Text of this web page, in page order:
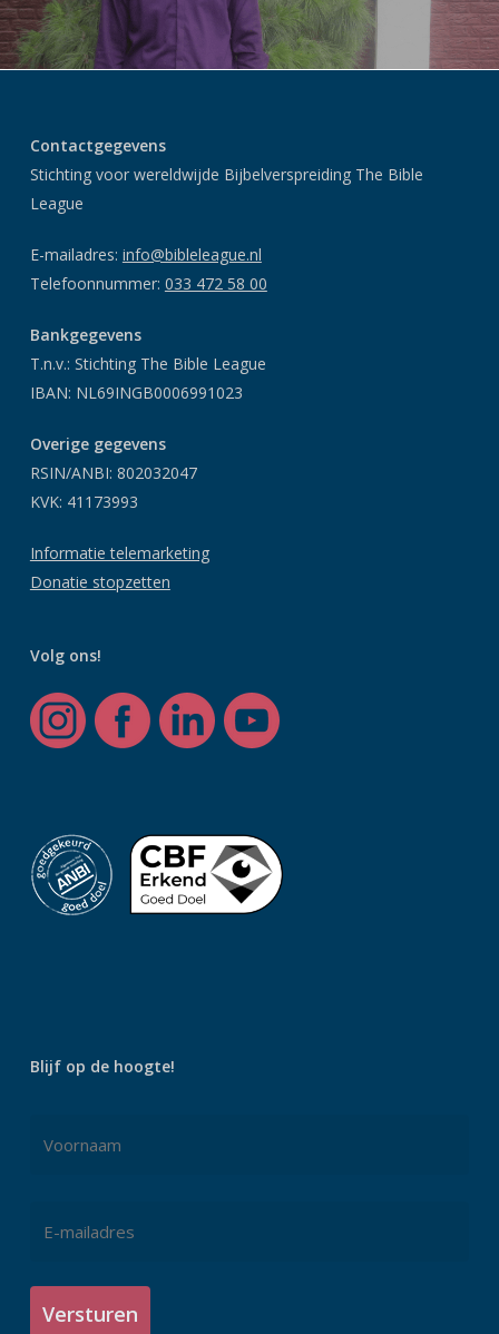
Contactgegevens
Stichting voor wereldwijde Bijbelverspreiding The Bible
League
E-mailadres: info@bibleleague.nl
Telefoonnummer: 033 472 58 00
Bankgegevens
T.n.v.: Stichting The Bible League
IBAN: NL69INGB0006991023
Overige gegevens
RSIN/ANBI: 802032047
KVK: 41173993
Informatie telemarketing
Donatie stopzetten
Volg ons!
Blijf op de hoogte!
mailadres